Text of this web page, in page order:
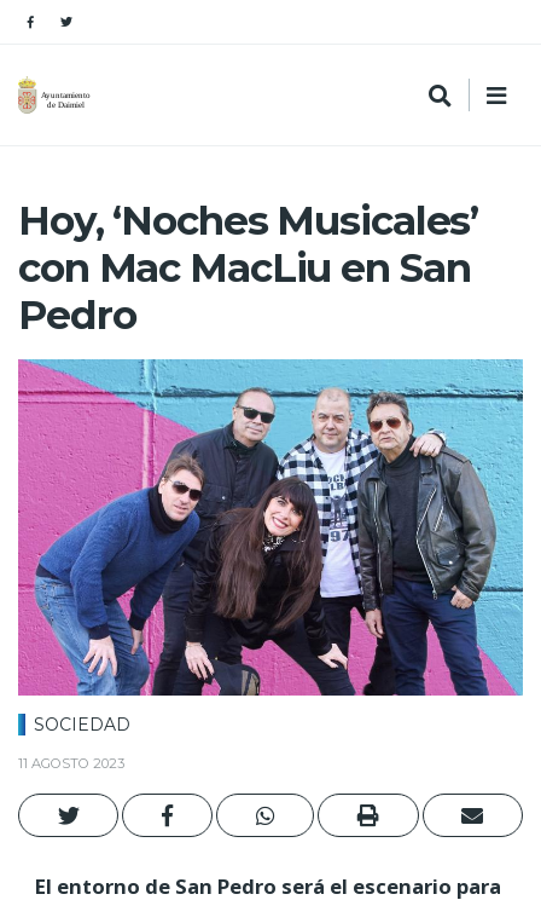
Hoy, ‘Noches Musicales’
con Mac MacLiu en San
Pedro
SOCIEDAD
11 AGOSTO 2023
El entorno de San Pedro será el escenario para